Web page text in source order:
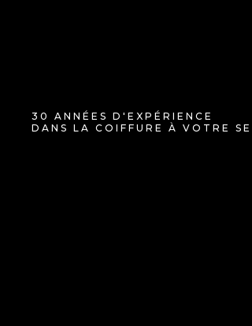
30 ANNÉES D'EXPÉRIENCE
DANS LA COIFFURE À VOTRE